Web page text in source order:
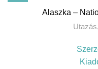
Alaszka –
Utazás,